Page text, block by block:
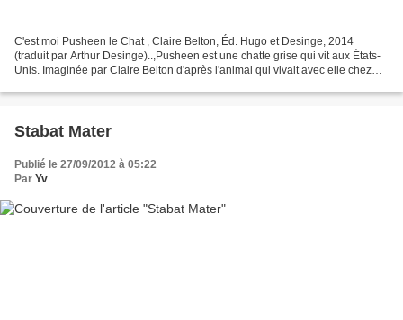
C'est moi Pusheen le Chat , Claire Belton, Éd. Hugo et Desinge, 2014
(traduit par Arthur Desinge)..,Pusheen est une chatte grise qui vit aux États-
Unis. Imaginée par Claire Belton d'après l'animal qui vivait avec elle chez
Stabat Mater
Publié le 27/09/2012 à 05:22
Par Yv